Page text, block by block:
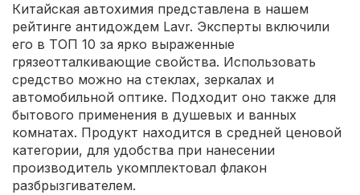
Китайская автохимия представлена в нашем
рейтинге антидождем Lavr. Эксперты включили
его в ТОП 10 за ярко выраженные
грязеотталкивающие свойства. Использовать
средство можно на стеклах, зеркалах и
автомобильной оптике. Подходит оно также для
бытового применения в душевых и ванных
комнатах. Продукт находится в средней ценовой
категории, для удобства при нанесении
производитель укомплектовал флакон
разбрызгивателем.